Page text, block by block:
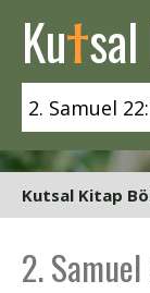
Kut
Kutsal Kitap
2.